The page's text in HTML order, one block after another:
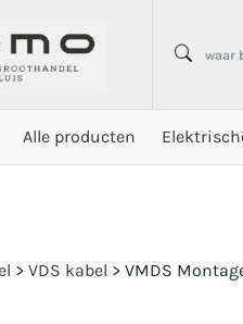
Alle producten
> VDS kabel > VMDS